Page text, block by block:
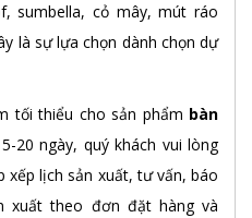
sumbella, cỏ mây, mút ráo
là sự lựa chọn dành chọn dự
tối thiểu cho sản phẩm bàn
20 ngày, quý khách vui lòng
xếp lịch sản xuất, tư vấn, báo
xuất theo đơn đặt hàng và